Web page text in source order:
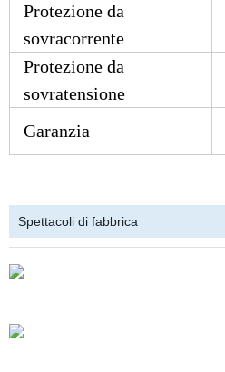
Protezione da
sovracorrente
Protezione da
sovratensione
Garanzia
Spettacoli di fabbrica